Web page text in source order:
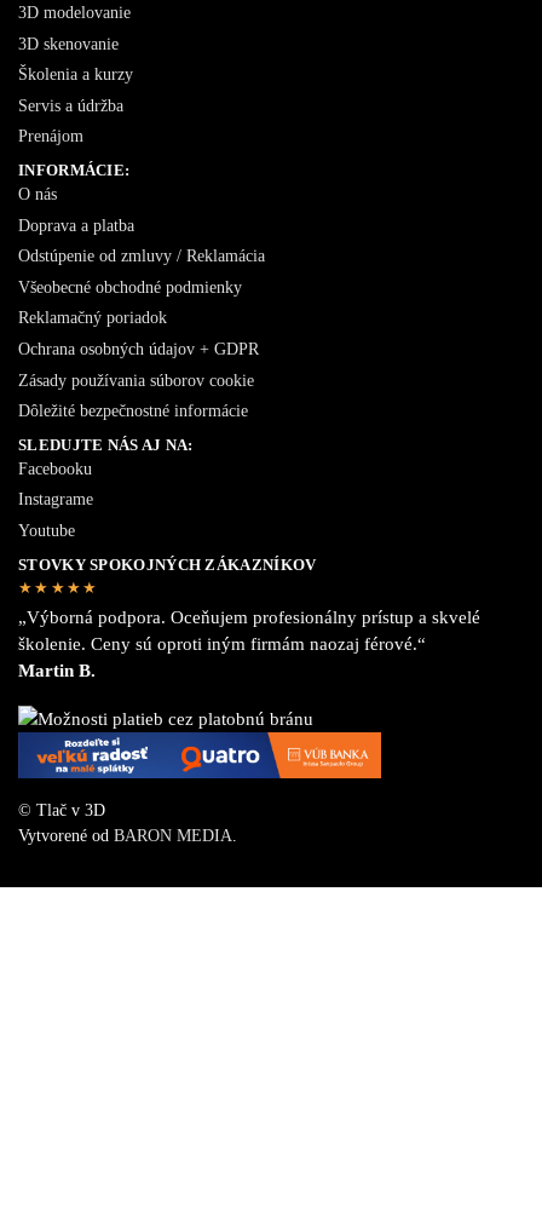
3D modelovanie
3D skenovanie
Školenia a kurzy
Servis a údržba
Prenájom
INFORMÁCIE:
O nás
Doprava a platba
Odstúpenie od zmluvy / Reklamácia
Všeobecné obchodné podmienky
Reklamačný poriadok
Ochrana osobných údajov + GDPR
Zásady používania súborov cookie
Dôležité bezpečnostné informácie
SLEDUJTE NÁS AJ NA:
Facebooku
Instagrame
Youtube
STOVKY SPOKOJNÝCH ZÁKAZNÍKOV
★★★★★
„Výborná podpora. Oceňujem profesionálny prístup a skvelé
školenie. Ceny sú oproti iným firmám naozaj férové.“
Martin B.
© Tlač v 3D
Vytvorené od BARON MEDIA.